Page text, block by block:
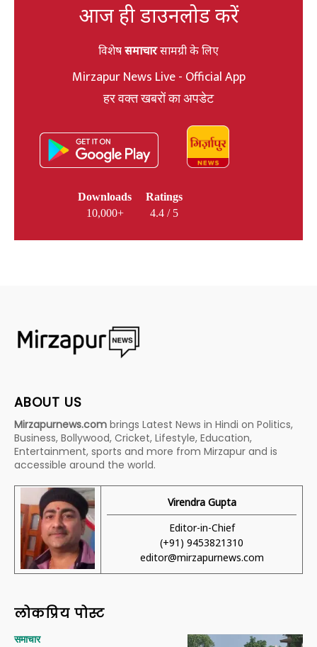
आज ही डाउनलोड करें
विशेषसमाचारसामग्री के लिए
Mirzapur News Live - Official App
हर वक्त खबरों का अपडेट
Downloads
10,000+
Ratings
4.4 / 5
ABOUT US
Mirzapurnews.com brings Latest News in Hindi on Politics,
Business, Bollywood, Cricket, Lifestyle, Education,
Entertainment, sports and more from Mirzapur and is
accessible around the world.
Virendra Gupta
Editor-in-Chief
(+91) 9453821310
editor@mirzapurnews.com
लोकप्रिय पोस्ट
समाचार